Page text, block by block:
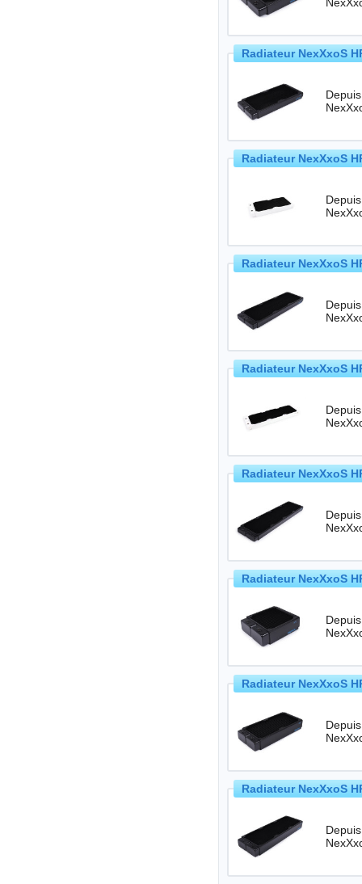
Radiateur NexXxoS
Radiateur NexXxoS
Radiateur NexXxoS
Radiateur NexXxoS
Radiateur NexXxoS
Radiateur NexXxoS
Radiateur NexXxoS
Radiateur NexXxoS